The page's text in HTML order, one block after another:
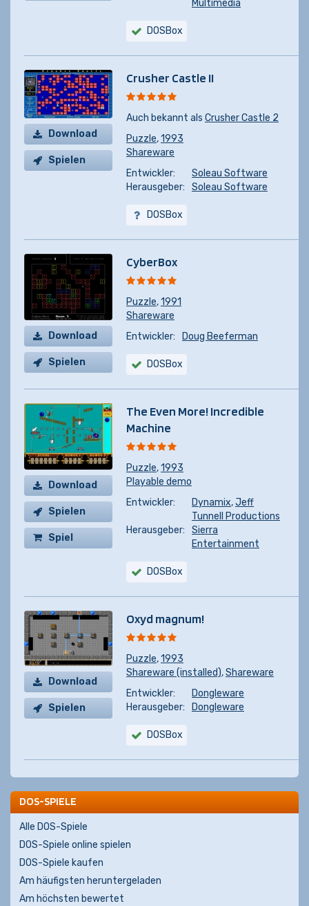
Multimedia
DOSBox
Download
Spielen
Crusher Castle II
Auch bekannt als Crusher Castle 2
Puzzle,1993
Shareware
Entwickler:
Soleau Software
Herausgeber:
Soleau Software
DOSBox
Download
Spielen
CyberBox
Puzzle,1991
Shareware
Entwickler:
Doug Beeferman
DOSBox
Download
Spielen
Spiel
The Even More! Incredible
Machine
Puzzle,1993
Playable demo
Entwickler:
Dynamix,Jeff
Tunnell Productions
Herausgeber:
Sierra
Entertainment
DOSBox
Download
Spielen
Oxyd magnum!
Puzzle,1993
Shareware (installed),Shareware
Entwickler:
Dongleware
Herausgeber:
Dongleware
DOSBox
DOS-SPIELE
Alle DOS-Spiele
DOS-Spiele online spielen
DOS-Spiele kaufen
Am häufigsten heruntergeladen
Am höchsten bewertet